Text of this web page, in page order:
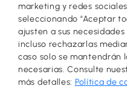
marketing y redes
seleccionando "Aceptar
ajusten a sus
incluso rechazarlas
caso solo se mantendrán
necesarias. Consulte
más detalles: Política de